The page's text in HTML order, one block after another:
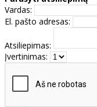
Vardas:
El. pašto adresas:
Atsiliepimas:
Įvertinimas: